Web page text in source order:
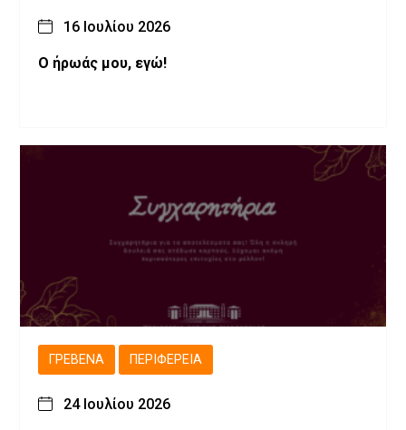
16 Ιουλίου 2026
Ο ήρωάς μου, εγώ!
ΓΡΕΒΕΝΆ ΠΕΡΙΦΈΡΕΙΑ
24 Ιουλίου 2026